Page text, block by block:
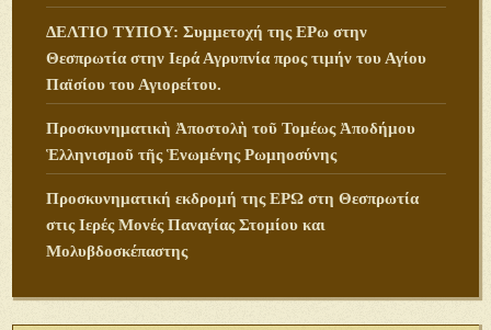
ΔΕΛΤΙΟ ΤΥΠΟΥ: Συμμετοχή της ΕΡω στην
Θεσπρωτία στην Ιερά Αγρυπνία προς τιμήν του Αγίου
Παϊσίου του Αγιορείτου.
Προσκυνηματικὴ Ἀποστολὴ τοῦ Τομέως Ἀποδήμου
Ἑλληνισμοῦ τῆς Ἑνωμένης Ρωμηοσύνης
Προσκυνηματική εκδρομή της ΕΡΩ στη Θεσπρωτία
στις Ιερές Μονές Παναγίας Στομίου και
Μολυβδοσκέπαστης